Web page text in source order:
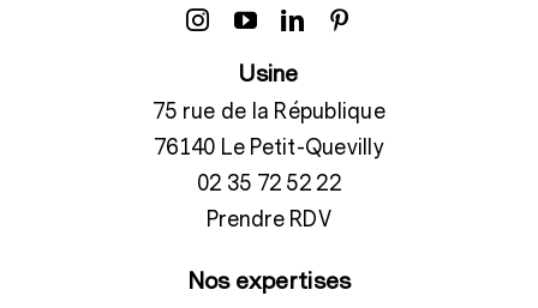
Usine
75 rue de la République
76140 Le Petit-Quevilly
02 35 72 52 22
Prendre RDV
Nos expertises